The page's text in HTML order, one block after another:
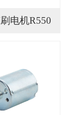
电机R550